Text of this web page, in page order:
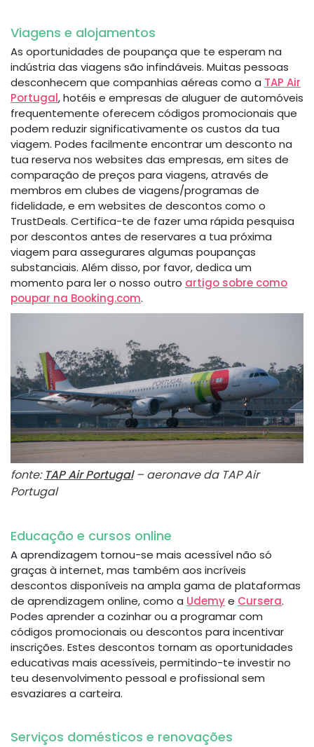
Viagens e alojamentos
As oportunidades de poupança que te esperam na
indústria das viagens são infindáveis. Muitas pessoas
desconhecem que companhias aéreas como a TAP Air
Portugal, hotéis e empresas de aluguer de automóveis
frequentemente oferecem códigos promocionais que
podem reduzir significativamente os custos da tua
viagem. Podes facilmente encontrar um desconto na
tua reserva nos websites das empresas, em sites de
comparação de preços para viagens, através de
membros em clubes de viagens/programas de
fidelidade, e em websites de descontos como o
TrustDeals. Certifica-te de fazer uma rápida pesquisa
por descontos antes de reservares a tua próxima
viagem para assegurares algumas poupanças
substanciais. Além disso, por favor, dedica um
momento para ler o nosso outro artigo sobre como
poupar na Booking.com.
fonte: TAP Air Portugal– aeronave da TAP Air
Portugal
Educação e cursos online
A aprendizagem tornou-se mais acessível não só
graças à internet, mas também aos incríveis
descontos disponíveis na ampla gama de plataformas
de aprendizagem online, como a Udemye Cursera.
Podes aprender a cozinhar ou a programar com
códigos promocionais ou descontos para incentivar
inscrições. Estes descontos tornam as oportunidades
educativas mais acessíveis, permitindo-te investir no
teu desenvolvimento pessoal e profissional sem
esvaziares a carteira.
Serviços domésticos e renovações